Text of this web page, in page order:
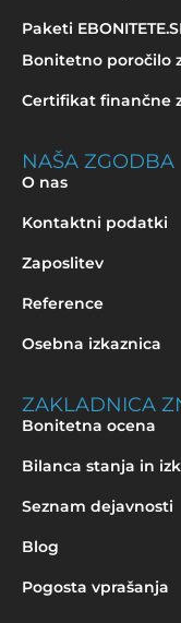
Paketi
Bonitetno poročilo
Certifikat finančne
NAŠA ZGODBA
O nas
Kontaktni podatki
Zaposlitev
Reference
Osebna izkaznica
ZAKLADNICA
Bonitetna ocena
Bilanca stanja in
Seznam dejavnosti
Blog
Pogosta vprašanja